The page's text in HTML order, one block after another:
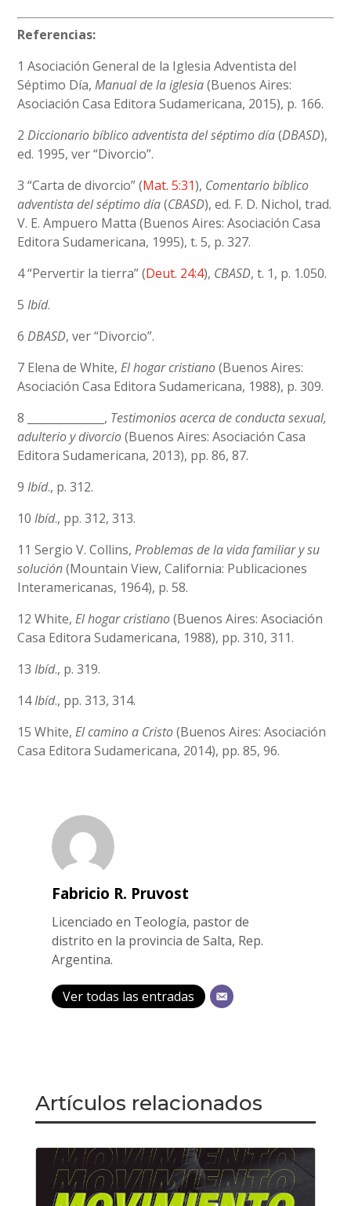
Referencias:
1 Asociación General de la Iglesia Adventista del
Séptimo Día,Manual de la iglesia(Buenos Aires:
Asociación Casa Editora Sudamericana, 2015), p. 166.
2Diccionario bíblico adventista del séptimo día(DBASD),
ed. 1995, ver “Divorcio”.
3 “Carta de divorcio” (Mat. 5:31), Comentario bíblico
adventista del séptimo día(CBASD), ed. F. D. Nichol, trad.
V. E. Ampuero Matta (Buenos Aires: Asociación Casa
Editora Sudamericana, 1995), t. 5, p. 327.
4 “Pervertir la tierra” (Deut. 24:4), CBASD, t. 1, p. 1.050.
5Ibíd.
6DBASD, ver “Divorcio”.
7 Elena de White,El hogar cristiano(Buenos Aires:
Asociación Casa Editora Sudamericana, 1988), p. 309.
8 ______________, Testimonios acerca de conducta sexual,
adulterio y divorcio(Buenos Aires: Asociación Casa
Editora Sudamericana, 2013), pp. 86, 87.
9Ibíd., p. 312.
10Ibíd., pp. 312, 313.
11 Sergio V. Collins,Problemas de la vida familiar y su
solución(Mountain View, California: Publicaciones
Interamericanas, 1964), p. 58.
12 White,El hogar cristiano(Buenos Aires: Asociación
Casa Editora Sudamericana, 1988), pp. 310, 311.
13Ibíd., p. 319.
14Ibíd., pp. 313, 314.
15 White,El camino a Cristo(Buenos Aires: Asociación
Casa Editora Sudamericana, 2014), pp. 85, 96.
Fabricio R. Pruvost
Licenciado en Teología, pastor de
distrito en la provincia de Salta, Rep.
Argentina.
Ver todas las entradas
Artículos relacionados